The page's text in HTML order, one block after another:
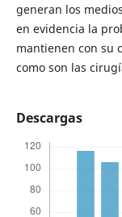
generan los
en evidencia la
mantienen con su
como son las
Descargas